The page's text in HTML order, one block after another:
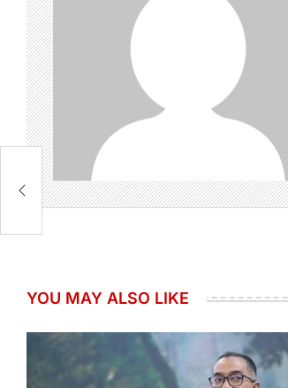
YOU MAY ALSO LIKE